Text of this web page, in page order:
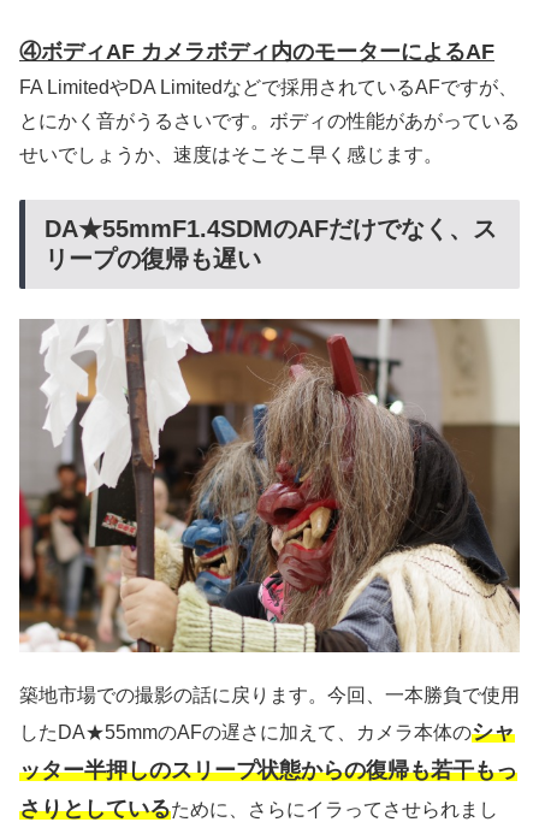
④ボディAF カメラボディ内のモーターによるAF
FA LimitedやDA Limitedなどで採用されているAFですが、
とにかく音がうるさいです。ボディの性能があがっている
せいでしょうか、速度はそこそこ早く感じます。
DA★55mmF1.4SDMのAFだけでなく、ス
リープの復帰も遅い
築地市場での撮影の話に戻ります。今回、一本勝負で使用
したDA★55mmのAFの遅さに加えて、カメラ本体のシャ
ッター半押しのスリープ状態からの復帰も若干もっ
さりとしているために、さらにイラってさせられまし